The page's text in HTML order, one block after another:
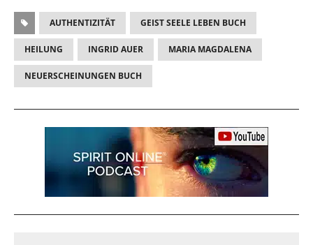
AUTHENTIZITÄT GEIST SEELE LEBEN BUCH
HEILUNG INGRID AUER MARIA MAGDALENA
NEUERSCHEINUNGEN BUCH